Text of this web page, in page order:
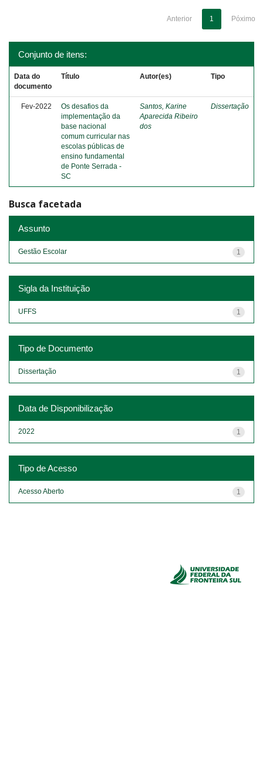
Anterior 1 Póximo
Conjunto de itens:
Data do
documento
Título Autor(es) Tipo
Fev-2022
Os desafios da
implementação da
base nacional
comum curricular nas
escolas públicas de
ensino fundamental
de Ponte Serrada -
SC
Santos, Karine
Aparecida Ribeiro
dos
Dissertação
Busca facetada
Assunto
1
Gestão Escolar
Sigla da Instituição
1
UFFS
Tipo de Documento
1
Dissertação
Data de Disponibilização
1
2022
Tipo de Acesso
1
Acesso Aberto